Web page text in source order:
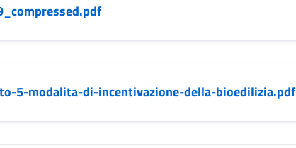
5-modalita-di-incentivazione-della-bioedilizia.pdf